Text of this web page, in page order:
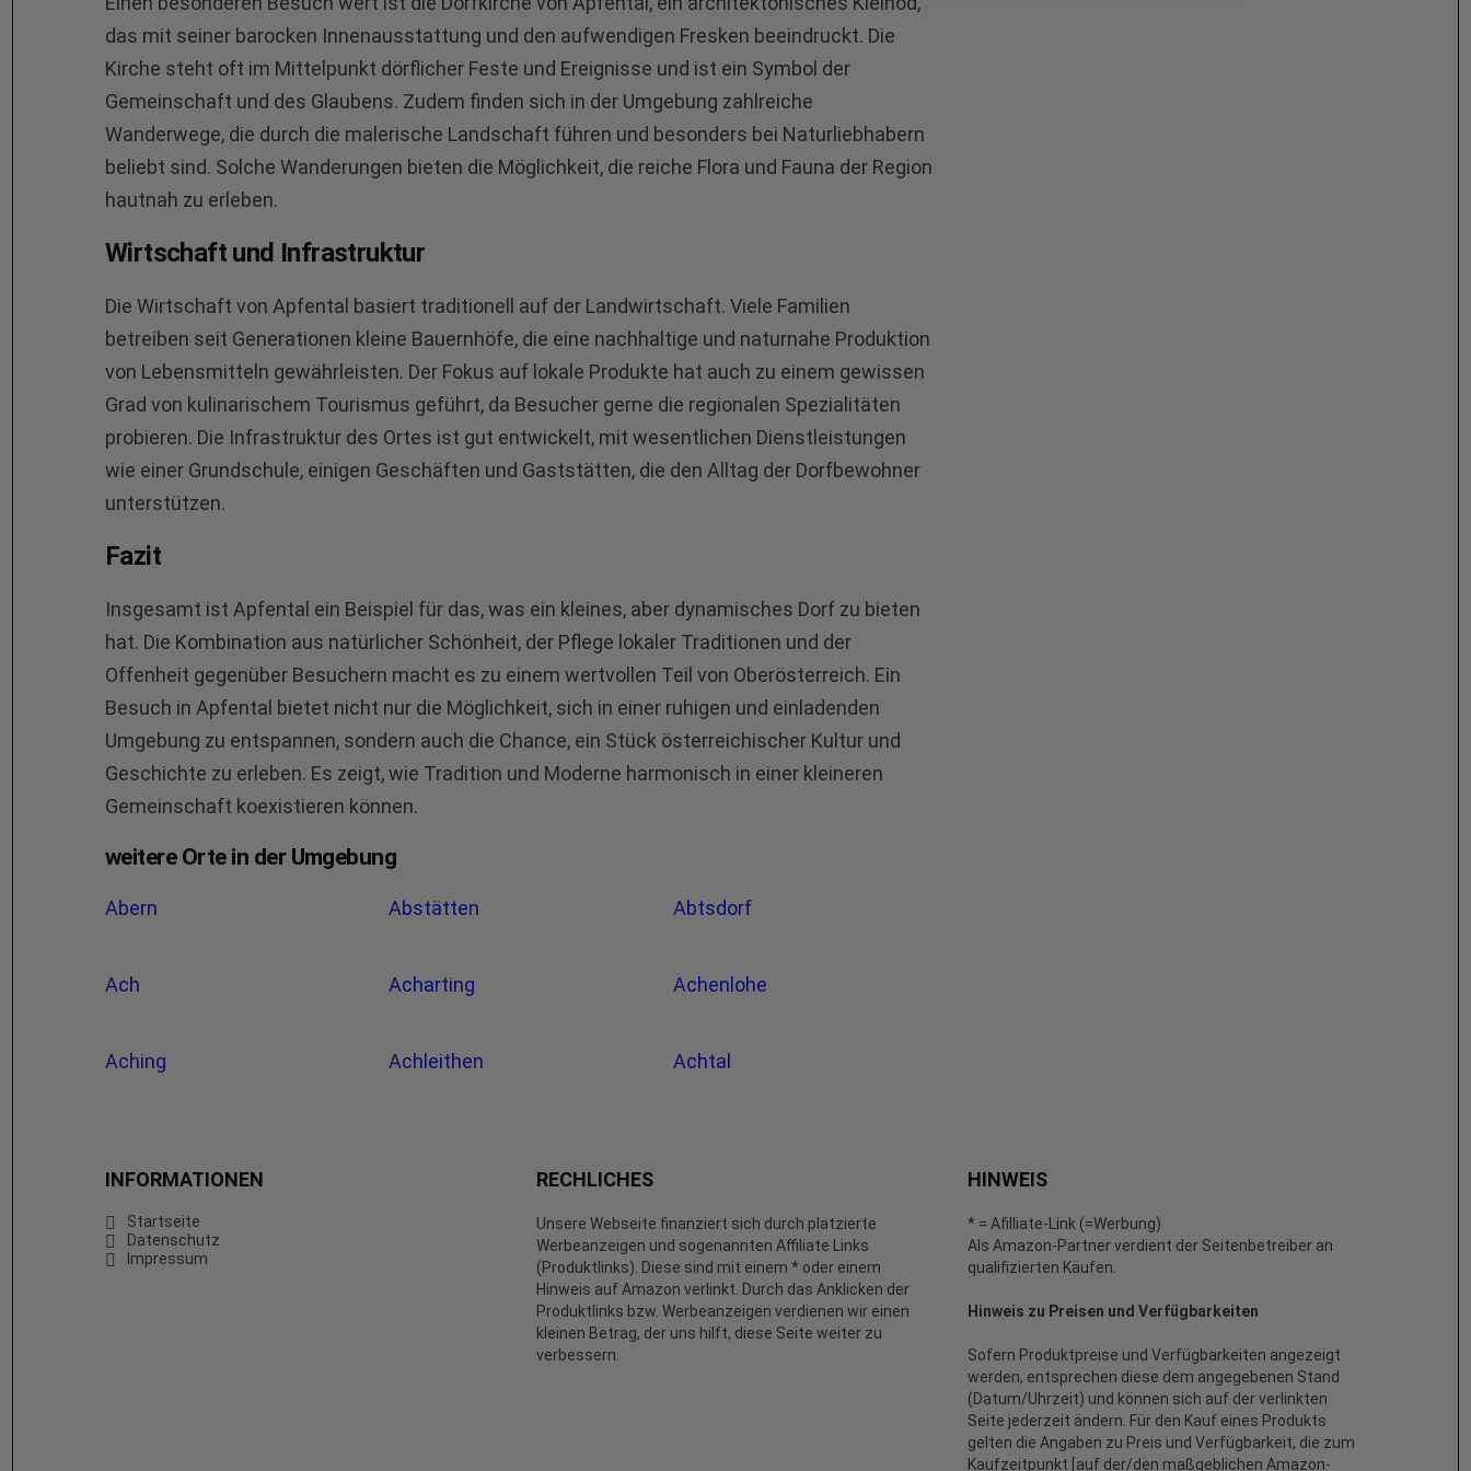
das mit seiner barocken Innenausstattung und den aufwendigen Fresken beeindruckt. Die
Kirche steht oft im Mittelpunkt dörflicher Feste und Ereignisse und ist ein Symbol der
Gemeinschaft und des Glaubens. Zudem finden sich in der Umgebung zahlreiche
Wanderwege, die durch die malerische Landschaft führen und besonders bei Naturliebhabern
beliebt sind. Solche Wanderungen bieten die Möglichkeit, die reiche Flora und Fauna der Region
hautnah zu erleben.
Wirtschaft und Infrastruktur
Die Wirtschaft von Apfental basiert traditionell auf der Landwirtschaft. Viele Familien
betreiben seit Generationen kleine Bauernhöfe, die eine nachhaltige und naturnahe Produktion
von Lebensmitteln gewährleisten. Der Fokus auf lokale Produkte hat auch zu einem gewissen
Grad von kulinarischem Tourismus geführt, da Besucher gerne die regionalen Spezialitäten
probieren. Die Infrastruktur des Ortes ist gut entwickelt, mit wesentlichen Dienstleistungen
wie einer Grundschule, einigen Geschäften und Gaststätten, die den Alltag der Dorfbewohner
unterstützen.
Fazit
Insgesamt ist Apfental ein Beispiel für das, was ein kleines, aber dynamisches Dorf zu bieten
hat. Die Kombination aus natürlicher Schönheit, der Pflege lokaler Traditionen und der
Offenheit gegenüber Besuchern macht es zu einem wertvollen Teil von Oberösterreich. Ein
Besuch in Apfental bietet nicht nur die Möglichkeit, sich in einer ruhigen und einladenden
Umgebung zu entspannen, sondern auch die Chance, ein Stück österreichischer Kultur und
Geschichte zu erleben. Es zeigt, wie Tradition und Moderne harmonisch in einer kleineren
Gemeinschaft koexistieren können.
weitere Orte in der Umgebung
Abern Abstätten Abtsdorf
Ach Acharting Achenlohe
Aching Achleithen Achtal
INFORMATIONEN
Startseite
Datenschutz
Impressum
RECHLICHES
Unsere Webseite finanziert sich durch platzierte
Werbeanzeigen und sogenannten Affiliate Links
(Produktlinks). Diese sind mit einem * oder einem
Hinweis auf Amazon verlinkt. Durch das Anklicken der
Produktlinks bzw. Werbeanzeigen verdienen wir einen
kleinen Betrag, der uns hilft, diese Seite weiter zu
verbessern.
HINWEIS
* = Afilliate-Link (=Werbung)
Als Amazon-Partner verdient der Seitenbetreiber an
qualifizierten Käufen.
Hinweis zu Preisen und Verfügbarkeiten
Sofern Produktpreise und Verfügbarkeiten angezeigt
werden, entsprechen diese dem angegebenen Stand
(Datum/Uhrzeit) und können sich auf der verlinkten
Seite jederzeit ändern. Für den Kauf eines Produkts
gelten die Angaben zu Preis und Verfügbarkeit, die zum
Kaufzeitpunkt [auf der/den maßgeblichen Amazon-